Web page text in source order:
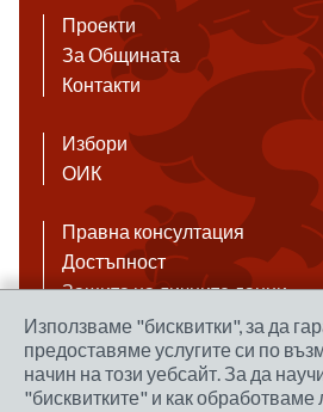
Проекти
За Общината
Контакти
Избори
ОИК
Правна консултация
Достъпност
Защита на личните данни
Антикорупция
Връзки
Използваме "бисквитки", за да
предоставяме услугите си по
начин на този уебсайт. За да
"бисквитките" и как обработваме